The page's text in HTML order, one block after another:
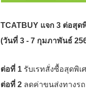
TCATBUY แจก 3 ต่อสุด
(วันที่ 3 - 7 กุมภาพันธ์
ต่อที่ 1 รับเรทสั่งซื้อสุดพิเ
ต่อที่ 2 ลดค่าขนส่งทางรถ